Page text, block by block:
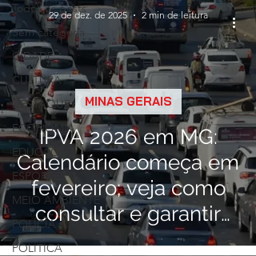
Todos os posts
Sem categoria
CIDADE
CULTURA
DESTAQUE
ECONOMIA
EDUCAÇÃO
ESPORTES
MEIO AMBIENTE
POLÍCIA
POLÍTICA
IPVA 2026 em MG:
Calendário começa em
fevereiro; veja como
consultar e garantir
descontos
MINAS GERAIS
29 de dez. de 2025 2 min de leitura